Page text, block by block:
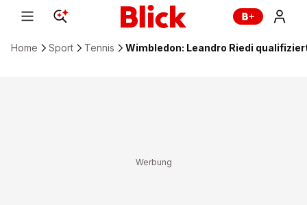
Home Sport Tennis Wimbledon: Leandro Riedi